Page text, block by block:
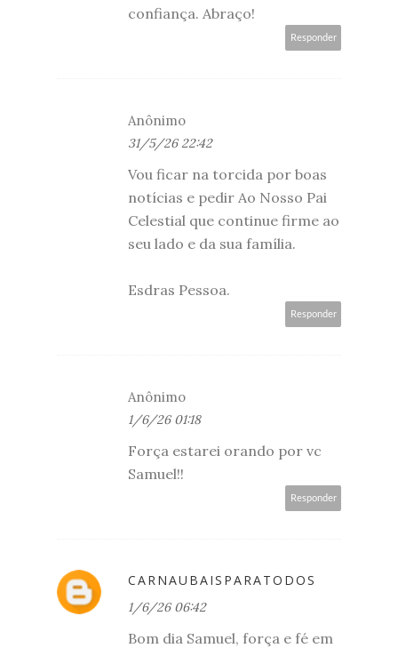
confiança. Abraço!
Responder
Anônimo
31/5/26 22:42
Vou ficar na torcida por boas
notícias e pedir Ao Nosso Pai
Celestial que continue firme ao
seu lado e da sua família.
Esdras Pessoa.
Responder
Anônimo
1/6/26 01:18
Força estarei orando por vc
Samuel!!
Responder
CARNAUBAISPARATODOS
1/6/26 06:42
Bom dia Samuel, força e fé em